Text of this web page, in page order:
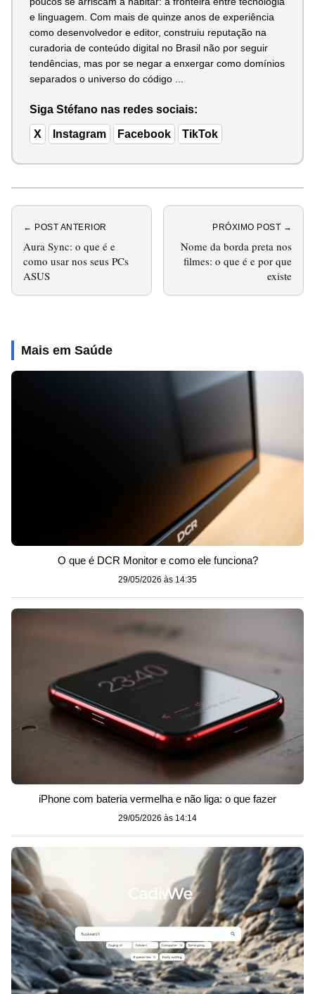
e linguagem. Com mais de quinze anos de experiência
como desenvolvedor e editor, construiu reputação na
curadoria de conteúdo digital no Brasil não por seguir
tendências, mas por se negar a enxergar como domínios
separados o universo do código ...
Siga Stéfano nas redes sociais:
X Instagram Facebook TikTok
← POST ANTERIOR
Aura Sync: o que é e
como usar nos seus PCs
ASUS
PRÓXIMO POST →
Nome da borda preta nos
filmes: o que é e por que
existe
Mais em Saúde
O que é DCR Monitor e como ele funciona?
29/05/2026 às 14:35
iPhone com bateria vermelha e não liga: o que fazer
29/05/2026 às 14:14